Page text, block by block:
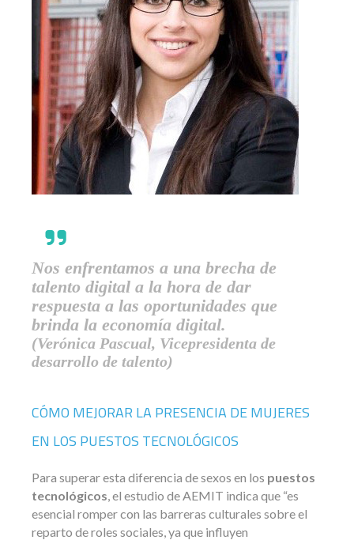
Nos enfrentamos a una brecha de
talento digital a la hora de dar
respuesta a las oportunidades que
brinda la economía digital.
(Verónica Pascual, Vicepresidenta de
desarrollo de talento)
CÓMO MEJORAR LA PRESENCIA DE MUJERES
EN LOS PUESTOS TECNOLÓGICOS
Para superar esta diferencia de sexos en los puestos
tecnológicos , el estudio de AEMIT indica que “es
esencial romper con las barreras culturales sobre el
reparto de roles sociales, ya que influyen